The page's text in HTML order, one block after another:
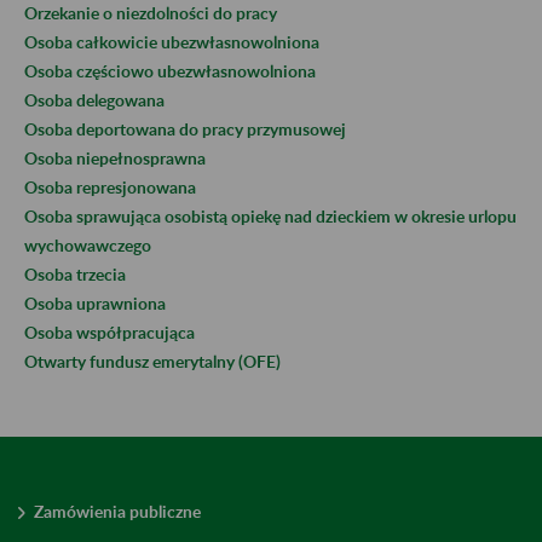
Orzekanie o niezdolności do pracy
Osoba całkowicie ubezwłasnowolniona
Osoba częściowo ubezwłasnowolniona
Osoba delegowana
Osoba deportowana do pracy przymusowej
Osoba niepełnosprawna
Osoba represjonowana
Osoba sprawująca osobistą opiekę nad dzieckiem w okresie urlopu
wychowawczego
Osoba trzecia
Osoba uprawniona
Osoba współpracująca
Otwarty fundusz emerytalny (OFE)
Zamówienia publiczne